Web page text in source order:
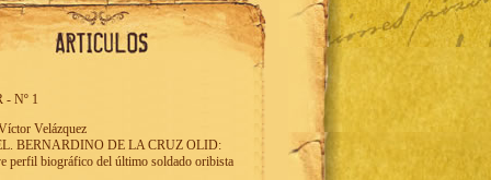
- Nº 1
Velázquez
BERNARDINO DE LA CRUZ OLID:
perfil biográfico del último soldado oribista